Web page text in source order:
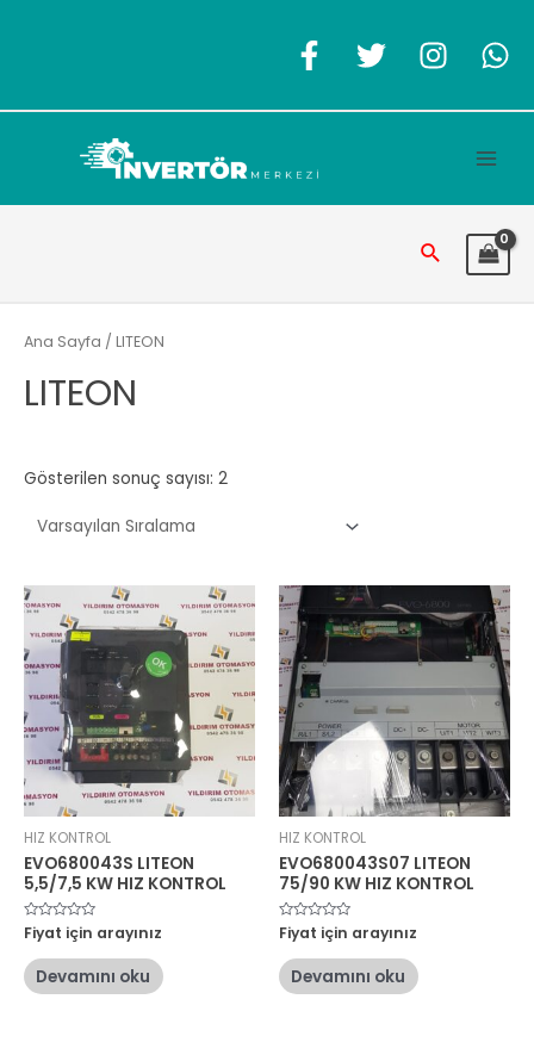
Arama
Ana Sayfa / LITEON
LITEON
Gösterilen sonuç sayısı: 2
HIZ KONTROL
EVO680043S LITEON
5,5/7,5 KW HIZ KONTROL
5
üzerinden
oy
aldı
Fiyat için arayınız
Devamını oku
HIZ KONTROL
EVO680043S07 LITEON
75/90 KW HIZ KONTROL
5
üzerinden
oy
aldı
Fiyat için arayınız
Devamını oku